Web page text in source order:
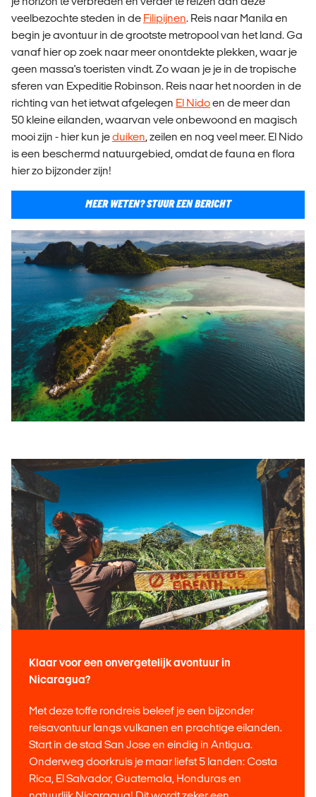
veelbezochte steden in de Filipijnen. Reis naar Manila en
begin je avontuur in de grootste metropool van het land. Ga
vanaf hier op zoek naar meer onontdekte plekken, waar je
geen massa's toeristen vindt. Zo waan je je in de tropische
sferen van Expeditie Robinson. Reis naar het noorden in de
richting van het ietwat afgelegen El Nidoen de meer dan
50 kleine eilanden, waarvan vele onbewoond en magisch
mooi zijn - hier kun jeduiken, zeilen en nog veel meer. El Nido
is een beschermd natuurgebied, omdat de fauna en flora
hier zo bijzonder zijn!
MEER WETEN? STUUR EEN BERICHT
Klaar voor een onvergetelijk avontuur in
Nicaragua?
Met deze toffe rondreis beleef je een bijzonder
reisavontuur langs vulkanen en prachtige eilanden.
Start in de stad San Jose en eindig in Antigua.
Onderweg doorkruis je maar liefst 5 landen: Costa
Rica, El Salvador, Guatemala, Honduras en